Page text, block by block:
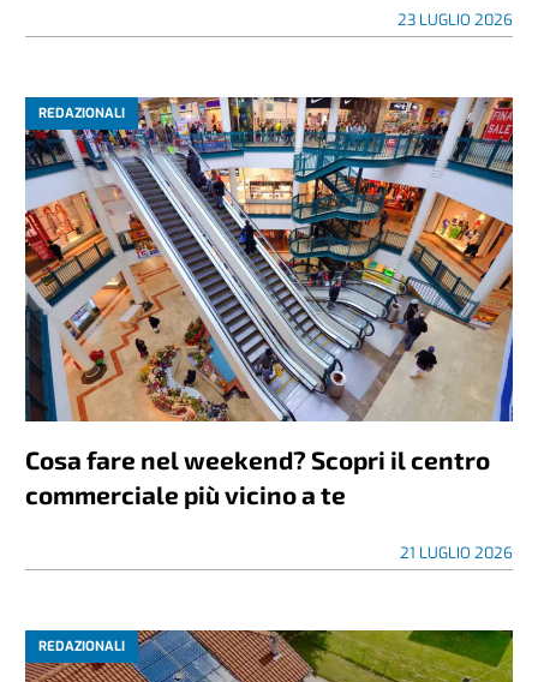
23 LUGLIO 2026
REDAZIONALI
Cosa fare nel weekend? Scopri il centro
commerciale più vicino a te
21 LUGLIO 2026
REDAZIONALI